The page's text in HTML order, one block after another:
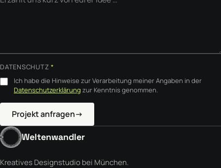
DATENSCHUTZ*
Ich habe die Hinweise zur Verarbeitung meiner Angaben in der
Datenschutzerklärung zur Kenntnis genommen.
Projekt anfragen→
Weltenwandler
Kreatives Designstudio bei München.